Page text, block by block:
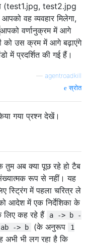
(test1.jpg, test2.jpg
वह व्यवहार मिलेगा,
आपको वर्णानुक्रम में आगे
उस क्रम में आगे बढ़ाएंगे
में प्रदर्शित की गई हैं।
agentroadkill
स्रोत
गया प्रश्न देखें।
अब क्या पूछ रहे हो टैब
रूप से नहीं। यह
स्ट्रिंग में पहला चरित्र ले
आदेश में एक निर्देशिका के
कह रहे हैं
a -> b -
-> b (के अनुरूप
1
अभी भी लग रहा है कि